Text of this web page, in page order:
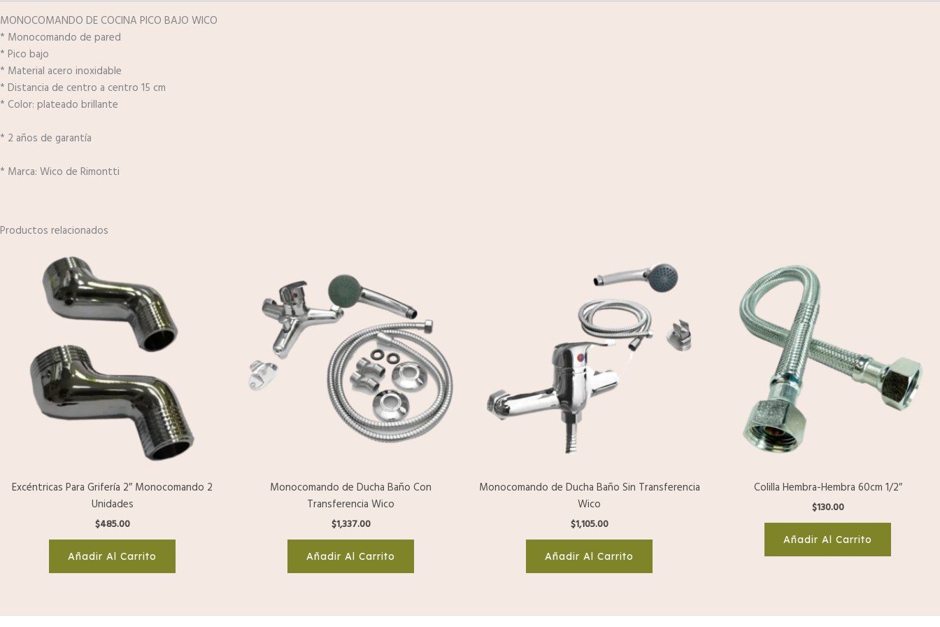
MONOCOMANDO DE COCINA PICO BAJO WICO
* Monocomando de pared
* Pico bajo
* Material acero inoxidable
* Distancia de centro a centro 15 cm
* Color: plateado brillante
* 2 años de garantía
* Marca: Wico de Rimontti
Productos relacionados
Excéntricas Para Grifería 2″ Monocomando 2
Unidades
$485.00
Añadir Al Carrito
Monocomando de Ducha Baño Con
Transferencia Wico
$1,337.00
Añadir Al Carrito
Monocomando de Ducha Baño Sin Transferencia
Wico
$1,105.00
Añadir Al Carrito
Colilla Hembra-Hembra 60cm 1/2″
$130.00
Añadir Al Carrito